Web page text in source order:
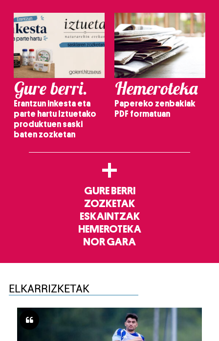
Gure berri.
Erantzun inkesta eta
parte hartu Iztuetako
produktuen saski
baten zozketan
Hemeroteka
Papereko zenbakiak
PDF formatuan
+
GURE BERRI
ZOZKETAK
ESKAINTZAK
HEMEROTEKA
NOR GARA
ELKARRIZKETAK